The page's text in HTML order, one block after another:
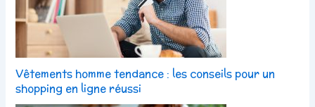
Vêtements homme tendance : les conseils pour un
shopping en ligne réussi